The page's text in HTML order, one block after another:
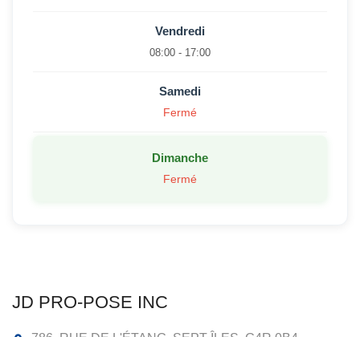
Vendredi
08:00 - 17:00
Samedi
Fermé
Dimanche
Fermé